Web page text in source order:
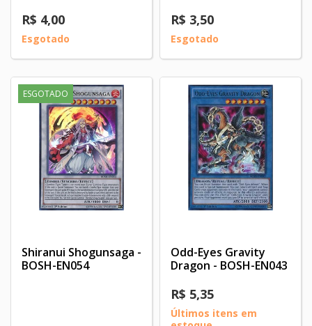
R$ 4,00
Esgotado
R$ 3,50
Esgotado
ESGOTADO
Shiranui Shogunsaga -
BOSH-EN054
Odd-Eyes Gravity
Dragon - BOSH-EN043
R$ 5,35
Últimos itens em